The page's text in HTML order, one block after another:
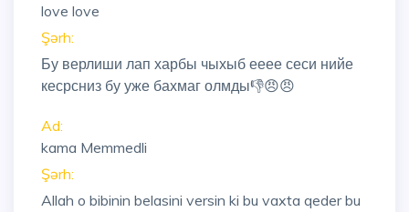
love love
Şərh:
Бу верлиши лап харбы чыхыб ееее сеси нийе
кесрсниз бу уже бахмаг олмды👎😠😠
Ad:
kama Memmedli
Şərh:
Allah o bibinin belasini versin ki bu vaxta qeder bu